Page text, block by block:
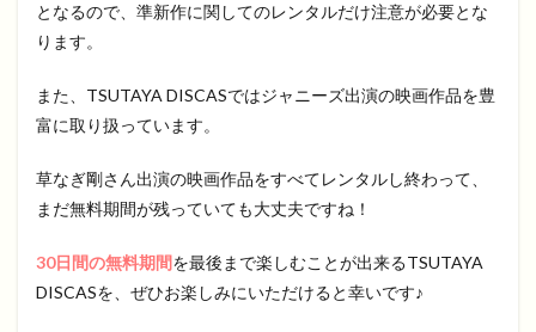
となるので、準新作に関してのレンタルだけ注意が必要とな
ります。
また、TSUTAYA DISCASではジャニーズ出演の映画作品を豊
富に取り扱っています。
草なぎ剛さん出演の映画作品をすべてレンタルし終わって、
まだ無料期間が残っていても大丈夫ですね！
30日間の無料期間を最後まで楽しむことが出来るTSUTAYA
DISCASを、ぜひお楽しみにいただけると幸いです♪